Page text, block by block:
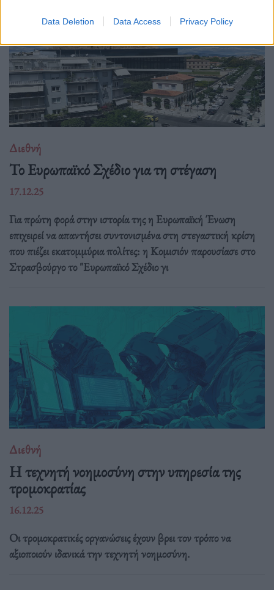
Data Deletion Data Access Privacy Policy
Διεθνή
Το Ευρωπαϊκό Σχέδιο για τη στέγαση
17.12.25
Για πρώτη φορά στην ιστορία της η Ευρωπαϊκή Ένωση
επιχειρεί να απαντήσει συντονισμένα στη στεγαστική κρίση
που πιέζει εκατομμύρια πολίτες: η Κομισιόν παρουσίασε στο
Στρασβούργο το "Ευρωπαϊκό Σχέδιο γι
Διεθνή
Η τεχνητή νοημοσύνη στην υπηρεσία της
τρομοκρατίας
16.12.25
Οι τρομοκρατικές οργανώσεις έχουν βρει τον τρόπο να
αξιοποιούν ιδανικά την τεχνητή νοημοσύνη.